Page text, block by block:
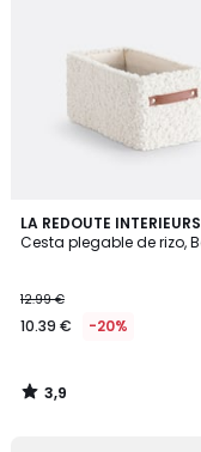
LA REDOUTE INTERIEURS
Cesta plegable de rizo,
12.99 €
10.39 € -20%
3,9
/ 5
3,9
/